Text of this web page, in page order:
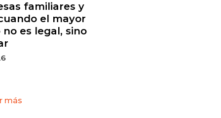
familiares y
el mayor
no es legal, sino
más